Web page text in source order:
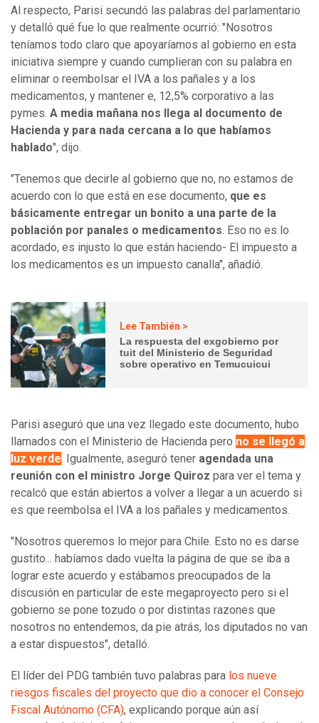
Al respecto, Parisi secundó las palabras del parlamentario
y detalló qué fue lo que realmente ocurrió: "Nosotros
teníamos todo claro que apoyaríamos al gobierno en esta
iniciativa siempre y cuando cumplieran con su palabra en
eliminar o reembolsar el IVA a los pañales y a los
medicamentos, y mantener e, 12,5% corporativo a las
pymes. A media mañana nos llega al documento de
Hacienda y para nada cercana a lo que habíamos
hablado", dijo.
"​Tenemos que decirle al gobierno que no, no estamos de
acuerdo con lo que está en ese documento, que es
básicamente entregar un bonito a una parte de la
población por panales o medicamentos. Eso no es lo
acordado, es injusto lo que están haciendo- El impuesto a
los medicamentos es un impuesto canalla", añadió.
Lee También >
La respuesta del exgobierno por
tuit del Ministerio de Seguridad
sobre operativo en Temucuicui
Parisi aseguró que una vez llegado este documento, hubo
llamados con el Ministerio de Hacienda pero no se llegó a
luz verde. Igualmente, aseguró tener agendada una
reunión con el ministro Jorge Quiroz para ver el tema y
recalcó que están abiertos a volver a llegar a un acuerdo si
es que reembolsa el IVA a los pañales y medicamentos.
"Nosotros queremos lo mejor para Chile. Esto no es darse
gustito... habíamos dado vuelta la página de que se iba a
lograr este acuerdo y estábamos preocupados de la
discusión en particular de este megaproyecto pero si el
gobierno se pone tozudo o por distintas razones que
nosotros no entendemos, da pie atrás, los diputados no van
a estar dispuestos", detalló.
El líder del PDG también tuvo palabras para los nueve
riesgos fiscales del proyecto que dio a conocer el Consejo
Fiscal Autónomo (CFA), explicando porque aún así